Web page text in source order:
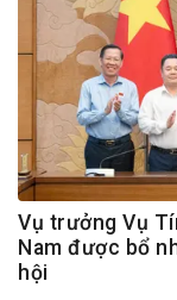
Vụ trưởng Vụ
Nam được bổ
hội